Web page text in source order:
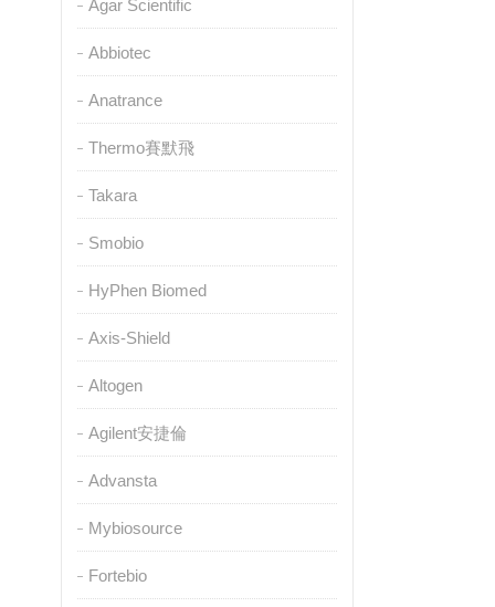
Agar Scientific
Abbiotec
Anatrance
Thermo賽默飛
Takara
Smobio
HyPhen Biomed
Axis-Shield
Altogen
Agilent安捷倫
Advansta
Mybiosource
Fortebio